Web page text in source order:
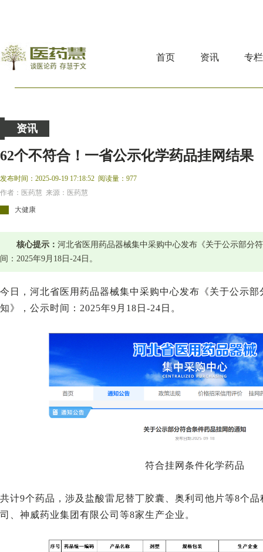
首页 资讯 专栏
资讯
62个不符合！一省公示化学药品挂网结果
发布时间：2025-09-19 17:18:52 阅读量：977
作者：医药慧 来源：医药慧
大健康
核心提示： 河北省医用药品器械集中采购中心发布《关于公示部分
间：2025年9月18日-24日。
今日，河北省医用药品器械集中采购中心发布《关于公示
知》，公示时间：2025年9月18日-24日。
符合挂网条件化学药品
共计9个药品，涉及盐酸雷尼替丁胶囊、奥利司他片等8个
司、神威药业集团有限公司等8家生产企业。